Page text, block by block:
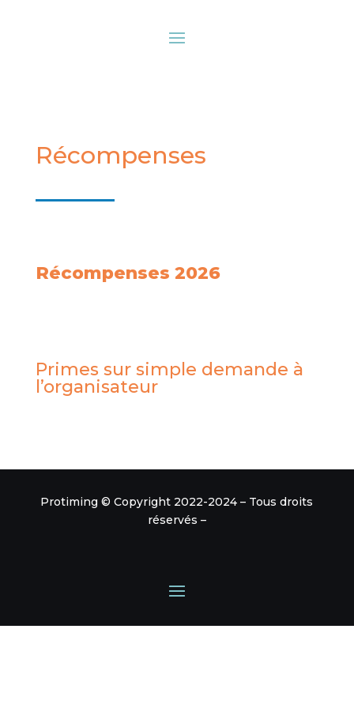
Récompenses
Récompenses 2026
Primes sur simple demande à
l’organisateur
Protiming © Copyright 2022-2024 – Tous droits
réservés –